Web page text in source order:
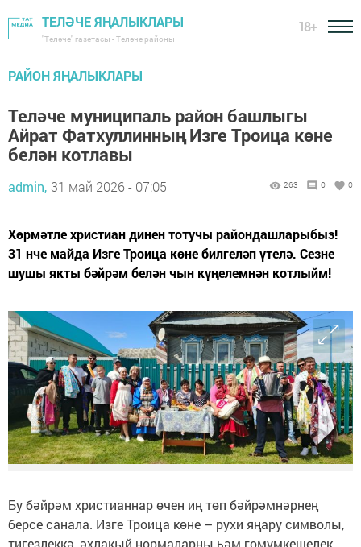
ТЕЛӘЧЕ ЯҢАЛЫКЛАРЫ
"Теләче" газетасы - Теләче районы
18+
РАЙОН ЯҢАЛЫКЛАРЫ
Теләче муниципаль район башлыгы
Айрат Фатхуллинның Изге Троица көне
белән котлавы
admin, 31 май 2026 - 07:05 263 0 0
Хөрмәтле христиан динен тотучы райондашларыбыз!
31 нче майда Изге Троица көне билгеләп үтелә. Сезне
шушы якты бәйрәм белән чын күңелемнән котлыйм!
Бу бәйрәм христианнар өчен иң төп бәйрәмнәрнең
берсе санала. Изге Троица көне – рухи яңару символы,
тигезлеккә, әхлакый нормаларны һәм гомумкешелек